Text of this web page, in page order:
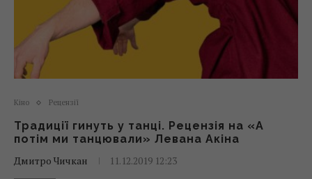
Кіно Рецензії
Традиції гинуть у танці. Рецензія на «А
потім ми танцювали» Левана Акіна
Дмитро Чичкан
11.12.2019 12:23